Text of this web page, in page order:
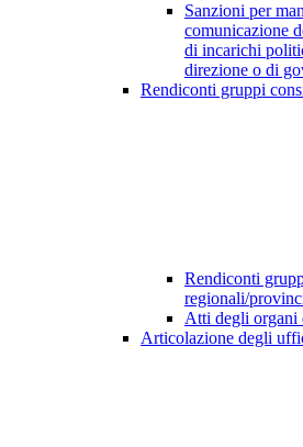
Sanzioni per
comunicazione
di incarichi
direzione o di
Rendiconti gruppi
Rendiconti
regionali/
Atti degli organi
Articolazione degli